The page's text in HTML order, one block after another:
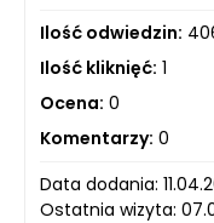
Ilość odwiedzin:
Ilość kliknięć: 1
Ocena: 0
Komentarzy: 0
Data dodania:
Ostatnia wizyta: